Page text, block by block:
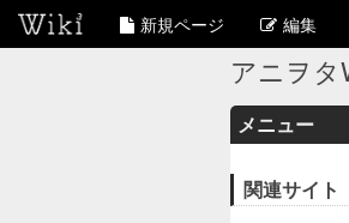
新規ページ 編集
アニヲタ
メニュー
関連サイト